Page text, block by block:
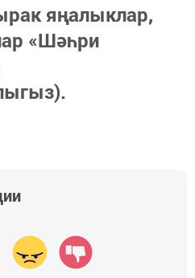
яңалыклар,
«Шәһри